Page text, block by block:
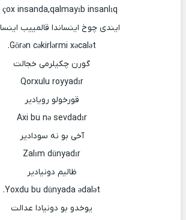
insanda,qalmayıb insanlıq
ایندی چوخ اینساندا قالمییب
Görən cəkirlərmi xəcalət.
گورن چکیلرمی خجالت
Qorxulu royyadır
قورخولو رویادیر
Axi bu nə sevdadır
آخی بو نه سودادیر
Zalım dünyadır
ظالیم دونیادیر
Yoxdu bu dünyada ədalət.
یوخدو بو دونیادا عدالت